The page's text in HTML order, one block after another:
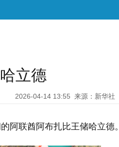
立德
2026-04-14 13:55 来源：新华社
阿联酋阿布扎比王储哈立德。